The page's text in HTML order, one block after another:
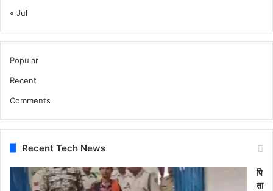
« Jul
Popular
Recent
Comments
Recent Tech News
पि
ता